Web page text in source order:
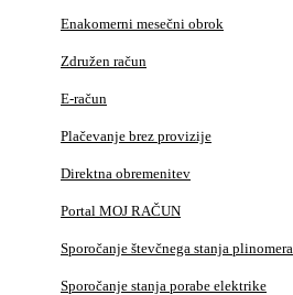
Enakomerni mesečni obrok
Združen račun
E-račun
Plačevanje brez provizije
Direktna obremenitev
Portal MOJ RAČUN
Sporočanje števčnega stanja plinomera
Sporočanje stanja porabe elektrike